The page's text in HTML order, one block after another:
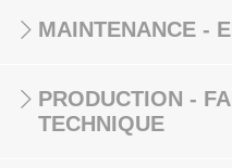
MAINTENANCE -
PRODUCTION -
TECHNIQUE